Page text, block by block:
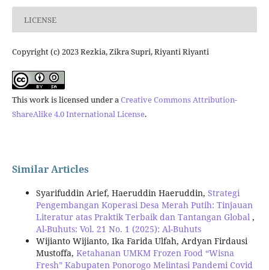
LICENSE
Copyright (c) 2023 Rezkia, Zikra Supri, Riyanti Riyanti
This work is licensed under aCreative Commons Attribution-
ShareAlike 4.0 International License.
Similar Articles
Syarifuddin Arief, Haeruddin Haeruddin, Strategi
Pengembangan Koperasi Desa Merah Putih: Tinjauan
Literatur atas Praktik Terbaik dan Tantangan Global ,
Al-Buhuts: Vol. 21 No. 1 (2025): Al-Buhuts
Wijianto Wijianto, Ika Farida Ulfah, Ardyan Firdausi
Mustoffa, Ketahanan UMKM Frozen Food “Wisna
Fresh” Kabupaten Ponorogo Melintasi Pandemi Covid